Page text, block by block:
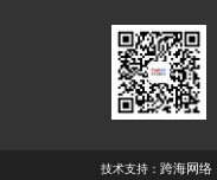
技术支持： 跨海网络